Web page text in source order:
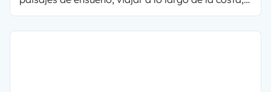
descubrir todos sus rincones en total libertad…
Escocia es uno de los destinos ideales para viajar